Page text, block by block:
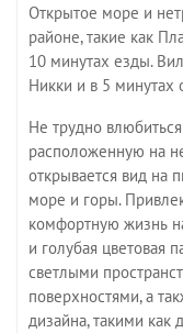
Открытое море и
районе,такие как
10 минутах езды.
Никки и в 5 минутах
Не трудно влюбиться
расположенную на
открывается вид на
море и горы.
комфортную жизнь
и голубая цветовая
светлыми
поверхностями,а
дизайна,такими как